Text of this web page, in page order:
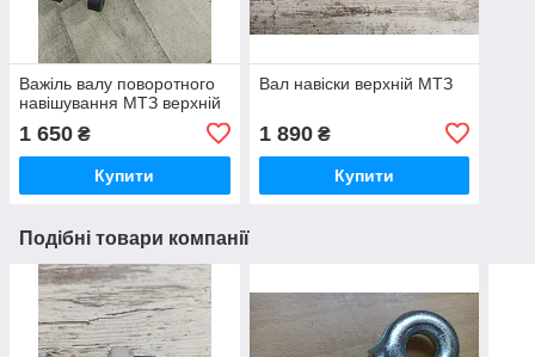
Важіль валу поворотного
навішування МТЗ верхній
1 650 ₴
Купити
Вал навіски верхній МТЗ
1 890₴
Купити
Подібні товари компанії